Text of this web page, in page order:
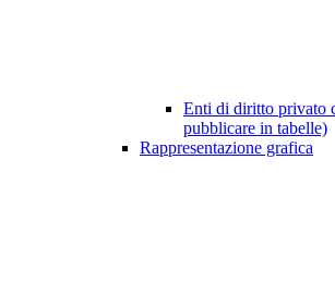
Enti di diritto privato
pubblicare in tabelle)
Rappresentazione grafica